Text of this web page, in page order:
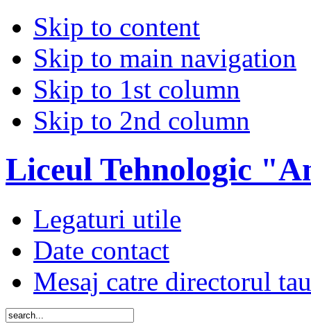
Skip to content
Skip to main navigation
Skip to 1st column
Skip to 2nd column
Liceul Tehnologic
Legaturi utile
Date contact
Mesaj catre directorul tau